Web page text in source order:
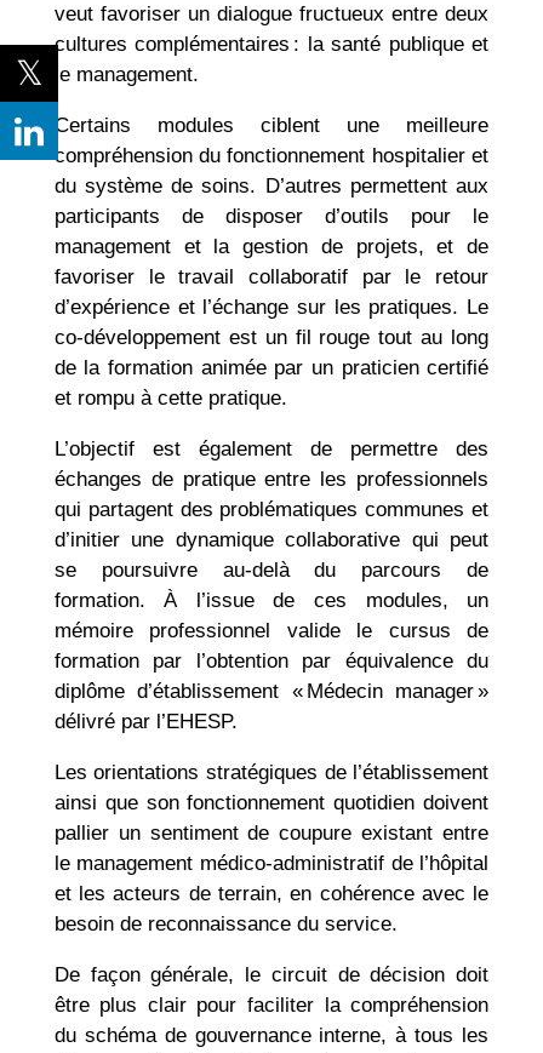
veut favoriser un dialogue fructueux entre deux
cultures complémentaires : la santé publique et
le management.
Certains modules ciblent une meilleure
compréhension du fonctionnement hospitalier et
du système de soins. D’autres permettent aux
participants de disposer d’outils pour le
management et la gestion de projets, et de
favoriser le travail collaboratif par le retour
d’expérience et l’échange sur les pratiques. Le
co-développement est un fil rouge tout au long
de la formation animée par un praticien certifié
et rompu à cette pratique.
L’objectif est également de permettre des
échanges de pratique entre les professionnels
qui partagent des problématiques communes et
d’initier une dynamique collaborative qui peut
se poursuivre au-delà du parcours de
formation. À l’issue de ces modules, un
mémoire professionnel valide le cursus de
formation par l’obtention par équivalence du
diplôme d’établissement « Médecin manager »
délivré par l’EHESP.
Les orientations stratégiques de l’établissement
ainsi que son fonctionnement quotidien doivent
pallier un sentiment de coupure existant entre
le management médico-administratif de l’hôpital
et les acteurs de terrain, en cohérence avec le
besoin de reconnaissance du service.
De façon générale, le circuit de décision doit
être plus clair pour faciliter la compréhension
du schéma de gouvernance interne, à tous les